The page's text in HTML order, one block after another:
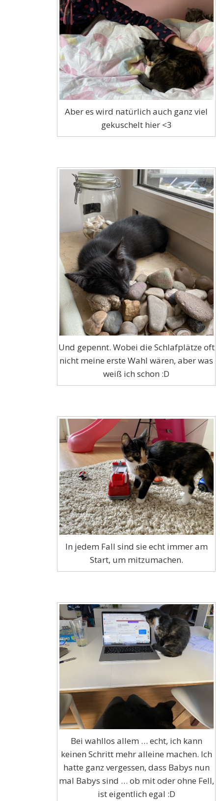
Aber es wird natürlich auch ganz viel
gekuschelt hier <3
Und gepennt. Wobei die Schlafplätze oft
nicht meine erste Wahl wären, aber was
weiß ich schon :D
In jedem Fall sind sie echt immer am
Start, um mitzumachen.
Bei wahllos allem … echt, ich kann
keinen Schritt mehr alleine machen. Ich
hatte ganz vergessen, dass Babys nun
mal Babys sind … ob mit oder ohne Fell,
ist eigentlich egal :D